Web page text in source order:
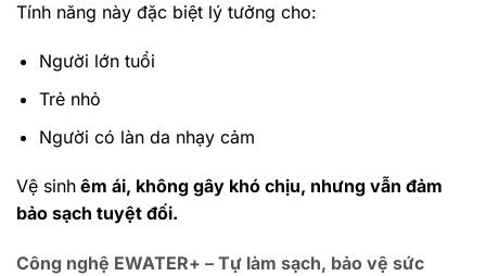
Tính năng này đặc biệt lý tưởng cho:
Người lớn tuổi
Trẻ nhỏ
Người có làn da nhạy cảm
Vệ sinh êm ái, không gây khó chịu, nhưng vẫn đảm
bảo sạch tuyệt đối.
Công nghệ EWATER+ – Tự làm sạch, bảo vệ sức